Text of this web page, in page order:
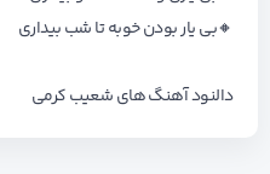
🔸بی یار بودن خوبه تا شب بیداری
دالنود آهنگ هایشعیب کرمی